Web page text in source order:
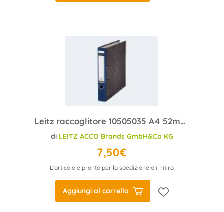
Leitz raccoglitore 10505035 A4 52mm blu cartone
di LEITZ ACCO Brands GmbH&Co KG
7,50€
L'articolo è pronto per la spedizione o il ritiro
Aggiungi al carrello